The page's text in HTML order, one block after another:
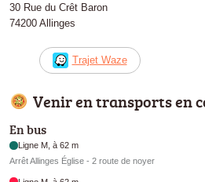
30 Rue du Crêt Baron
74200 Allinges
Trajet Waze
Venir en transports en
En bus
Ligne M, à 62 m
Arrêt Allinges Église - 2 route de noyer